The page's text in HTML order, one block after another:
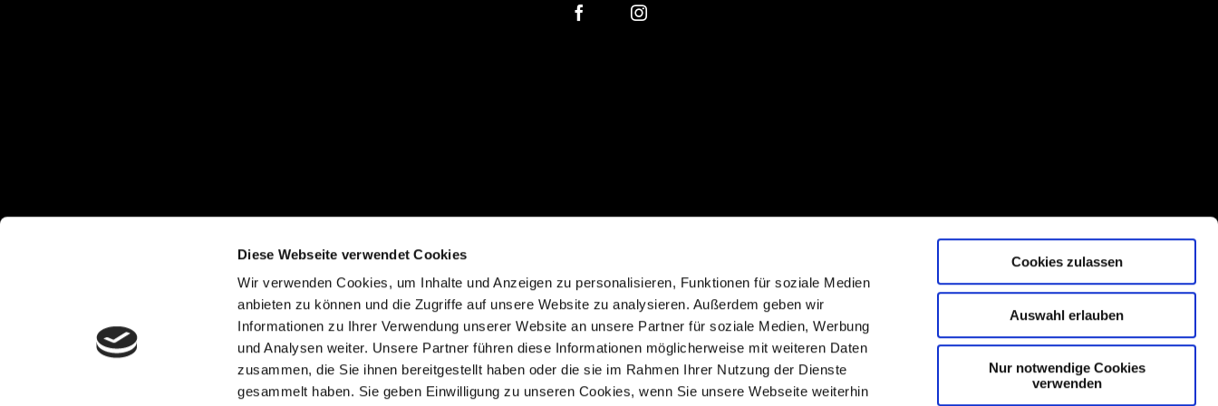
Diese Webseite verwendet Cookies
Wir verwenden Cookies, um Inhalte und Anzeigen zu personalisieren, Funktionen für soziale Medien
anbieten zu können und die Zugriffe auf unsere Website zu analysieren. Außerdem geben wir
Informationen zu Ihrer Verwendung unserer Website an unsere Partner für soziale Medien, Werbung
und Analysen weiter. Unsere Partner führen diese Informationen möglicherweise mit weiteren Daten
zusammen, die Sie ihnen bereitgestellt haben oder die sie im Rahmen Ihrer Nutzung der Dienste
gesammelt haben. Sie geben Einwilligung zu unseren Cookies, wenn Sie unsere Webseite weiterhin
Cookies zulassen
Auswahl erlauben
Nur notwendige Cookies
verwenden
FacebookInstagram